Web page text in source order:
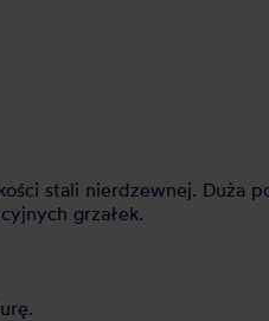
stali nierdzewnej. Duża
grzałek.